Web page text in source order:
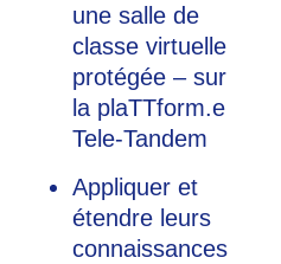
une salle de
classe virtuelle
protégée – sur
la plaTTform.e
Tele-Tandem
Appliquer et
étendre leurs
connaissances